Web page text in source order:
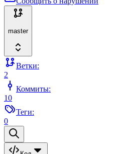
master
Ветки:
2
Коммиты:
10
Теги:
0